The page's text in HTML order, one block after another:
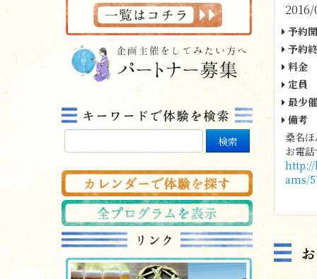
予約
予約
料金
定員
最少
備考
桑名
お電
ams/